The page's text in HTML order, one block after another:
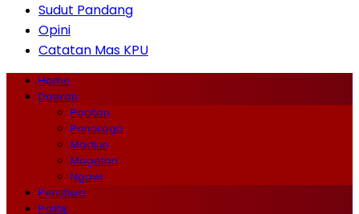
Sudut Pandang
Opini
Catatan Mas KPU
Home
Daerah
Pacitan
Ponorogo
Madiun
Magetan
Ngawi
Peristiwa
Politik